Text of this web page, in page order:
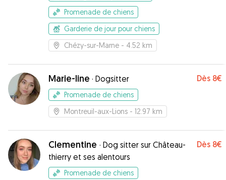
Promenade de chiens
Garderie de jour pour chiens
Chézy-sur-Marne - 4.52 km
Marie-line · Dogsitter Dès 8€
Promenade de chiens
Montreuil-aux-Lions - 12.97 km
Clementine · Dog sitter sur Château-
thierry et ses alentours
Dès 8€
Promenade de chiens